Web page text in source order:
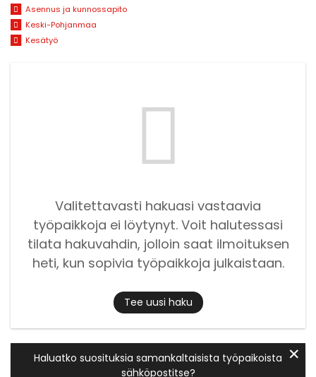
Asennus ja kunnossapito
Keski-Pohjanmaa
Kesätyö
Valitettavasti hakuasi vastaavia
työpaikkoja ei löytynyt. Voit halutessasi
tilata hakuvahdin, jolloin saat ilmoituksen
heti, kun sopivia työpaikkoja julkaistaan.
Tee uusi haku
Haluatko suosituksia samankaltaisista työpaikoista
sähköpostitse?
✕